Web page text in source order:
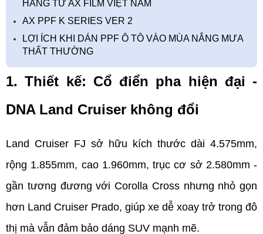
HÃNG TỪ AX FILM VIỆT NAM
AX PPF K SERIES VER 2
LỢI ÍCH KHI DÁN PPF Ô TÔ VÀO MÙA NẮNG MƯA
THẤT THƯỜNG
1. Thiết kế: Cổ điển pha hiện đại -
DNA Land Cruiser không đổi
Land Cruiser FJ sở hữu kích thước dài 4.575mm,
rộng 1.855mm, cao 1.960mm, trục cơ sở 2.580mm -
gần tương đương với Corolla Cross nhưng nhỏ gọn
hơn Land Cruiser Prado, giúp xe dễ xoay trở trong đô
thị mà vẫn đảm bảo dáng SUV mạnh mẽ.